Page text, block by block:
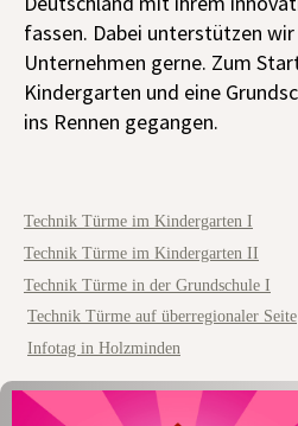
fassen. Dabei unterstützen
Unternehmen gerne. Zum
Kindergarten und eine
ins Rennen gegangen.
Technik Türme im Kindergarten I
Technik Türme im Kindergarten II
Technik Türme in der Grundschule I
Technik Türme auf überregionaler Seite
Infotag in Holzminden